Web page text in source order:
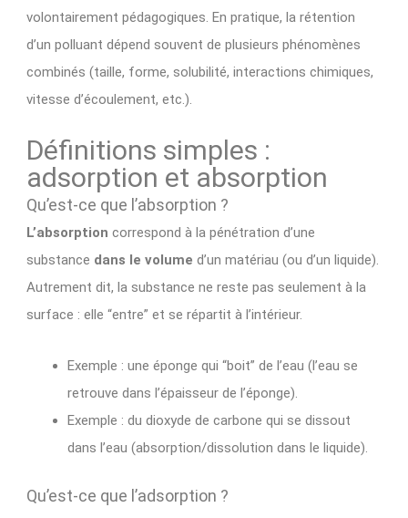
volontairement pédagogiques. En pratique, la rétention
d’un polluant dépend souvent de plusieurs phénomènes
combinés (taille, forme, solubilité, interactions chimiques,
vitesse d’écoulement, etc.).
Définitions simples :
adsorption et absorption
Qu’est-ce que l’absorption ?
L’absorption correspond à la pénétration d’une
substance dans le volume d’un matériau (ou d’un liquide).
Autrement dit, la substance ne reste pas seulement à la
surface : elle “entre” et se répartit à l’intérieur.
Exemple : une éponge qui “boit” de l’eau (l’eau se
retrouve dans l’épaisseur de l’éponge).
Exemple : du dioxyde de carbone qui se dissout
dans l’eau (absorption/dissolution dans le liquide).
Qu’est-ce que l’adsorption ?